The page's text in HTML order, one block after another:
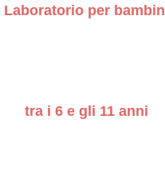
Laboratorio per
tra i 6 e gli 11 anni